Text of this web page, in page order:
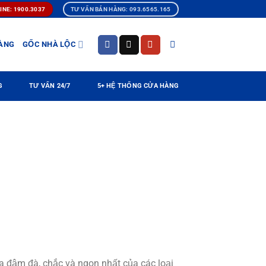
1900.3037 TƯ VẤN BÁN HÀNG: 093.6565.165
GỐC NHÀ LỘC
TƯ VẤN 24/7 5+ HỆ THỐNG CỬA HÀNG
đậm đà, chắc và ngon nhất của các loại